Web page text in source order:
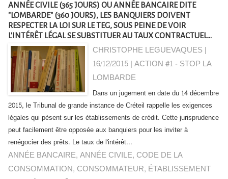
ANNÉE CIVILE (365 JOURS) OU ANNÉE BANCAIRE DITE
"LOMBARDE" (360 JOURS), LES BANQUIERS DOIVENT
RESPECTER LA LOI SUR LE TEG, SOUS PEINE DE VOIR
L'INTÉRÊT LÉGAL SE SUBSTITUER AU TAUX CONTRACTUEL...
CHRISTOPHE LEGUEVAQUES |
16/12/2015|ACTION #1 - STOP LA
LOMBARDE
Dans un jugement en date du 14 décembre
2015, le Tribunal de grande instance de Créteil rappelle les exigences
légales qui pèsent sur les établissements de crédit. Cette jurisprudence
peut facilement être opposée aux banquiers pour les inviter à
renégocier des prêts. Le taux de l'intérêt...
ANNÉE BANCAIRE,ANNÉE CIVILE, CODE DE LA
CONSOMMATION, CONSOMMATEUR, ÉTABLISSEMENT